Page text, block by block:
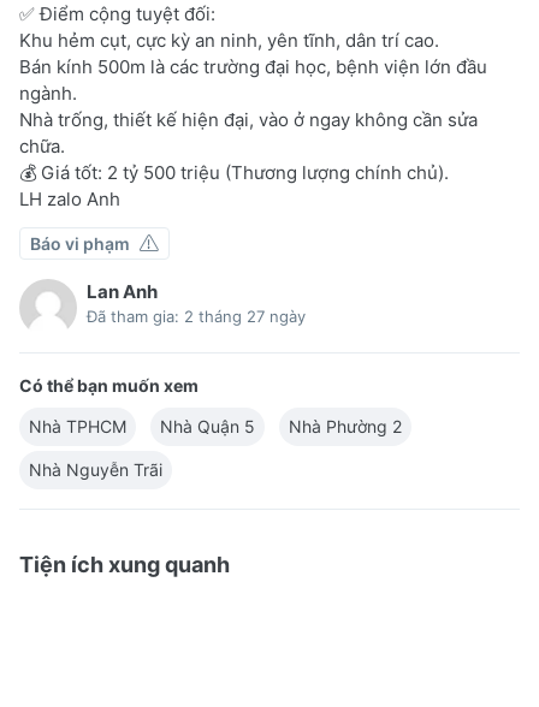
✅ Điểm cộng tuyệt đối:
Khu hẻm cụt, cực kỳ an ninh, yên tĩnh, dân trí cao.
Bán kính 500m là các trường đại học, bệnh viện lớn đầu
ngành.
Nhà trống, thiết kế hiện đại, vào ở ngay không cần sửa
chữa.
💰 Giá tốt: 2 tỷ 500 triệu (Thương lượng chính chủ).
LH zalo Anh
Báo vi phạm
Lan Anh
Đã tham gia: 2 tháng 27 ngày
Có thể bạn muốn xem
Nhà TPHCM
Nhà Quận 5 Nhà Phường 2
Nhà Nguyễn Trãi
Tiện ích xung quanh